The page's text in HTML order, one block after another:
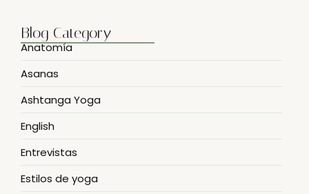
Blog Category
Anatomía
Asanas
Ashtanga Yoga
English
Entrevistas
Estilos de yoga